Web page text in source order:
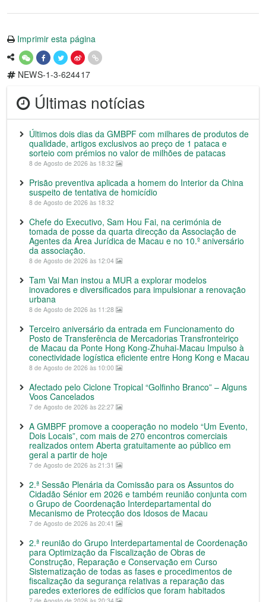
Imprimir esta página
NEWS-1-3-624417
Últimas notícias
Últimos dois dias da GMBPF com milhares de produtos de
qualidade, artigos exclusivos ao preço de 1 pataca e
sorteio com prémios no valor de milhões de patacas
8 de Agosto de 2026 às 18:32
Prisão preventiva aplicada a homem do Interior da China
suspeito de tentativa de homicídio
8 de Agosto de 2026 às 18:32
Chefe do Executivo, Sam Hou Fai, na cerimónia de
tomada de posse da quarta direcção da Associação de
Agentes da Área Jurídica de Macau e no 10.º aniversário
da associação.
8 de Agosto de 2026 às 12:04
Tam Vai Man instou a MUR a explorar modelos
inovadores e diversificados para impulsionar a renovação
urbana
8 de Agosto de 2026 às 11:28
Terceiro aniversário da entrada em Funcionamento do
Posto de Transferência de Mercadorias Transfronteiriço
de Macau da Ponte Hong Kong-Zhuhai-Macau Impulso à
conectividade logística eficiente entre Hong Kong e Macau
8 de Agosto de 2026 às 10:00
Afectado pelo Ciclone Tropical “Golfinho Branco” – Alguns
Voos Cancelados
7 de Agosto de 2026 às 22:27
A GMBPF promove a cooperação no modelo “Um Evento,
Dois Locais”, com mais de 270 encontros comerciais
realizados ontem Aberta gratuitamente ao público em
geral a partir de hoje
7 de Agosto de 2026 às 21:31
2.ª Sessão Plenária da Comissão para os Assuntos do
Cidadão Sénior em 2026 e também reunião conjunta com
o Grupo de Coordenação Interdepartamental do
Mecanismo de Protecção dos Idosos de Macau
7 de Agosto de 2026 às 20:41
2.ª reunião do Grupo Interdepartamental de Coordenação
para Optimização da Fiscalização de Obras de
Construção, Reparação e Conservação em Curso
Sistematização de todas as fases e procedimentos de
fiscalização da segurança relativas a reparação das
paredes exteriores de edifícios que foram habitados